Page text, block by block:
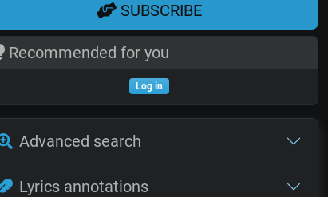
SUBSCRIBE
Recommended for you
Log in
Advanced search
Lyrics annotations